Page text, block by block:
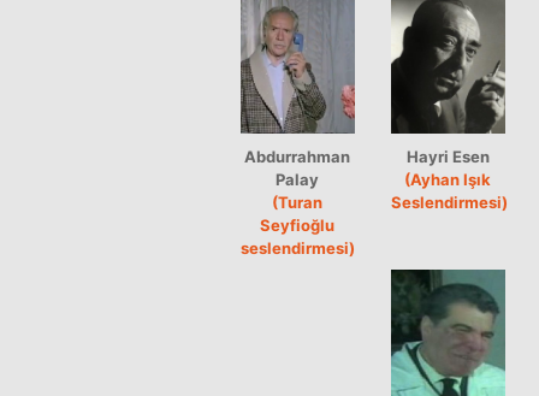
Abdurrahman
Palay
(Turan
Seyfioğlu
seslendirmesi)
Hayri Esen
(Ayhan Işık
Seslendirmesi)